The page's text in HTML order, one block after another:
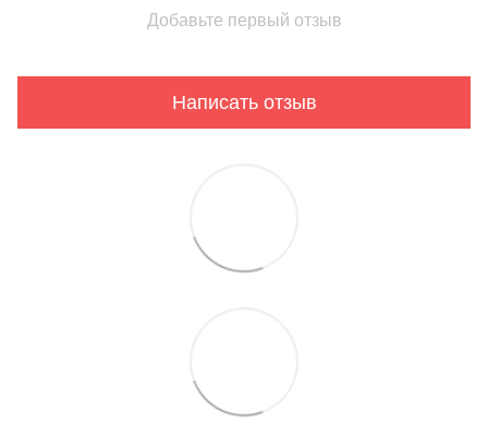
Добавьте первый отзыв
Написать отзыв